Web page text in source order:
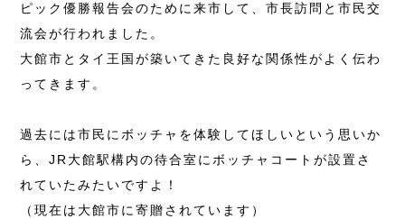
ピック優勝報告会のために来市して、市長訪問と市民交
流会が行われました。
大館市とタイ王国が築いてきた良好な関係性がよく伝わ
ってきます。
過去には市民にボッチャを体験してほしいという思いか
ら、JR大館駅構内の待合室にボッチャコートが設置さ
れていたみたいですよ！
（現在は大館市に寄贈されています）